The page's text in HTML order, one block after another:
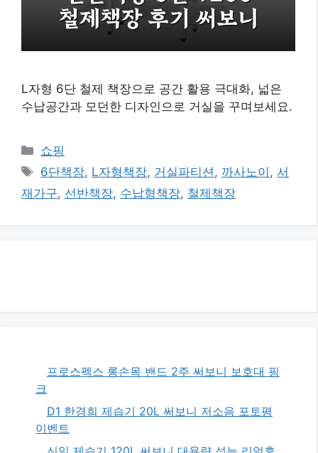
L자형 6단 철제 책장으로 공간 활용 극대화, 넓은
수납공간과 모던한 디자인으로 거실을 꾸며보세요.
카
테
리
쇼핑
태
그
6단책장, L자형책장, 거실파티션 , 까사노이 , 서
재가구, 선반책장, 수납형책장, 철제책장
프로스펙스 롱손목 밴드 2주 써보니 보호대 핑
크
D1 한경희 제습기 20L 써보니 저소음 포토평
이벤트